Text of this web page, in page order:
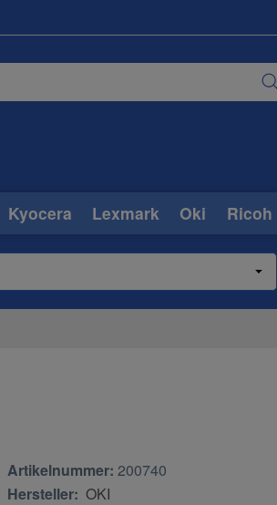
Kyocera Lexmark Oki Ricoh
Artikelnummer: 200740
Hersteller: OKI